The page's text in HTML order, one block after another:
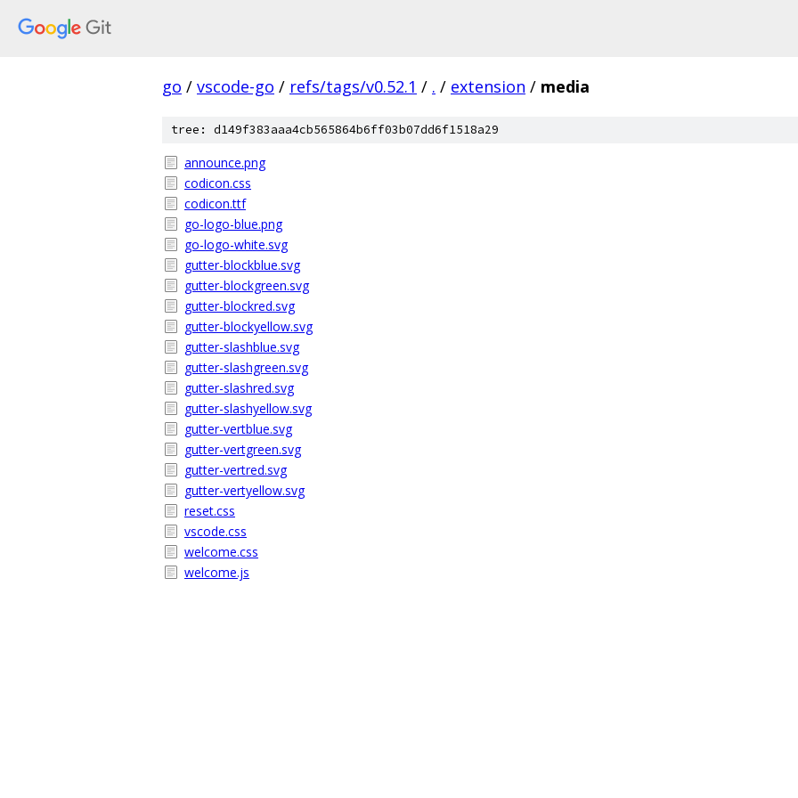
go / vscode-go / refs/tags/v0.52.1 / . / extension / media
tree: d149f383aaa4cb565864b6ff03b07dd6f1518a29
announce.png
codicon.css
codicon.ttf
go-logo-blue.png
go-logo-white.svg
gutter-blockblue.svg
gutter-blockgreen.svg
gutter-blockred.svg
gutter-blockyellow.svg
gutter-slashblue.svg
gutter-slashgreen.svg
gutter-slashred.svg
gutter-slashyellow.svg
gutter-vertblue.svg
gutter-vertgreen.svg
gutter-vertred.svg
gutter-vertyellow.svg
reset.css
vscode.css
welcome.css
welcome.js